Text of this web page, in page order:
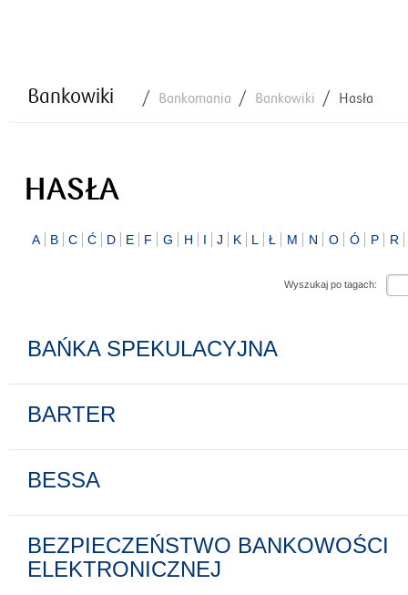
Bankowiki Bankomania Bankowiki Hasła
HASŁA
A B C Ć D E F G H I J K L Ł M N O Ó P R
Wyszukaj po tagach:
BAŃKA SPEKULACYJNA
BARTER
BESSA
BEZPIECZEŃSTWO BANKOWOŚCI
ELEKTRONICZNEJ